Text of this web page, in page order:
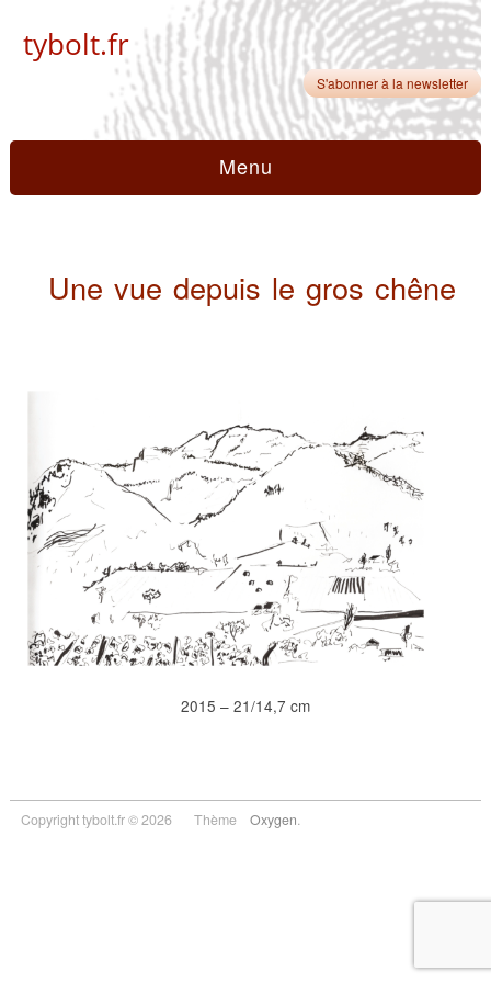
tybolt.fr
S'abonner à la newsletter
Menu
Une vue depuis le gros chêne
2015 – 21/14,7 cm
Copyright tybolt.fr © 2026 Thème Oxygen.